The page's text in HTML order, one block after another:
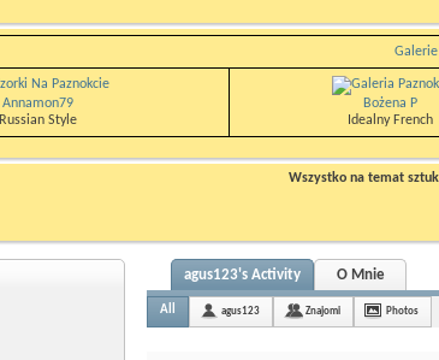
Annamon79
Russian Style
Bożena P
Idealny French
Wszystko na temat
agus123's Activity O Mnie
All agus123 Znajomi Photos